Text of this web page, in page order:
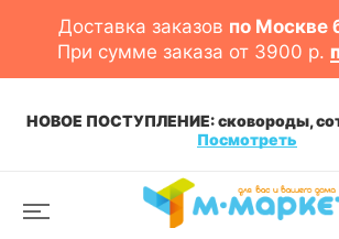
Доставка заказов по Москве
При сумме заказа от 3900 р.
НОВОЕ ПОСТУПЛЕНИЕ: сковороды,
Посмотреть